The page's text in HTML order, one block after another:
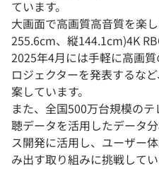
ています。
大画面で高画質高音質を楽
255.6cm、縦144.1cm)4K
2025年4月には手軽に高画
ロジェクターを発表するな
案しています。
また、全国500万台規模の
聴データを活用したデータ
ス開発に活用し、ユーザー
み出す取り組みに挑戦してい